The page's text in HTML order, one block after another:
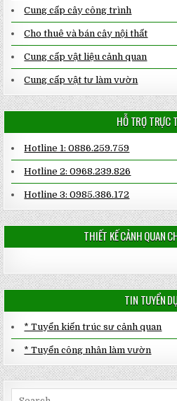
Cung cấp cây công trình
Cho thuê và bán cây nội thất
Cung cấp vật liệu cảnh quan
Cung cấp vật tư làm vườn
HỖ TRỢ TRỰC
Hotline 1: 0886.259.759
Hotline 2: 0968.239.826
Hotline 3: 0985.386.172
THIẾT KẾ CẢNH QUAN
TIN TUYỂN
* Tuyển kiến trúc sư cảnh quan
* Tuyển công nhân làm vườn